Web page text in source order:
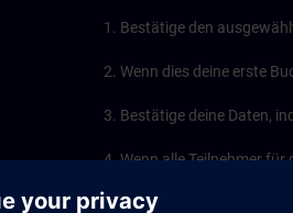
Bestätige den
Wenn dies deine erste
Bestätige deine Daten,
Wenn alle Teilnehmer für
Gib optional